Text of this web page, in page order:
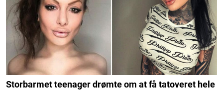
Storbarmet teenager drømte om at få tatoveret hele